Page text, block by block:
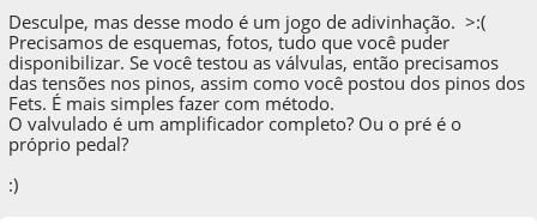
Desculpe, mas desse modo é um jogo de adivinhação. >:(
Precisamos de esquemas, fotos, tudo que você puder
disponibilizar. Se você testou as válvulas, então precisamos
das tensões nos pinos, assim como você postou dos pinos dos
Fets. É mais simples fazer com método.
O valvulado é um amplificador completo? Ou o pré é o
próprio pedal?
:)